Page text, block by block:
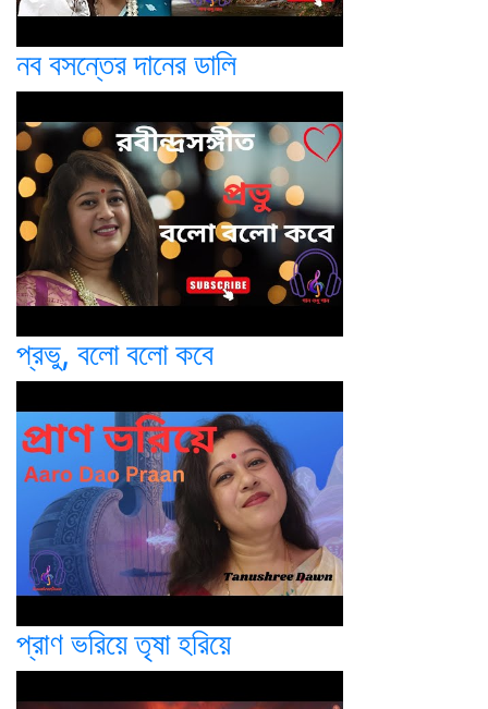
নব বসন্তের দানের ডালি
প্রভু, বলো বলো কবে
প্রাণ ভরিয়ে তৃষা হরিয়ে